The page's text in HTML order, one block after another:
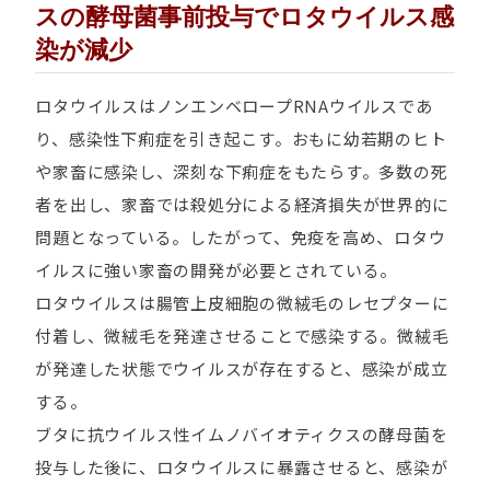
スの酵母菌事前投与でロタウイルス感
染が減少
ロタウイルスはノンエンベロープRNAウイルスであ
り、感染性下痢症を引き起こす。おもに幼若期のヒト
や家畜に感染し、深刻な下痢症をもたらす。多数の死
者を出し、家畜では殺処分による経済損失が世界的に
問題となっている。したがって、免疫を高め、ロタウ
イルスに強い家畜の開発が必要とされている。
ロタウイルスは腸管上皮細胞の微絨毛のレセプターに
付着し、微絨毛を発達させることで感染する。微絨毛
が発達した状態でウイルスが存在すると、感染が成立
する。
ブタに抗ウイルス性イムノバイオティクスの酵母菌を
投与した後に、ロタウイルスに暴露させると、感染が